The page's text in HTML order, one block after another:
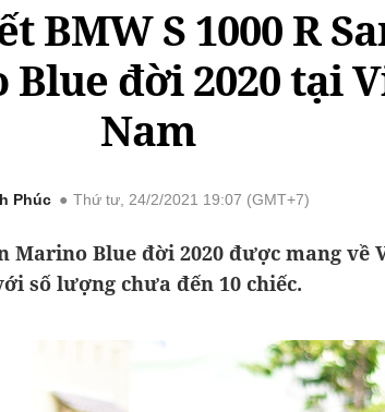
BMW S 1000 R
đời 2020 tại
Nam
Phúc Thứ tư, 24/2/2021 19:07 (GMT+7)
Marino Blue đời 2020 được mang về
số lượng chưa đến 10 chiếc.